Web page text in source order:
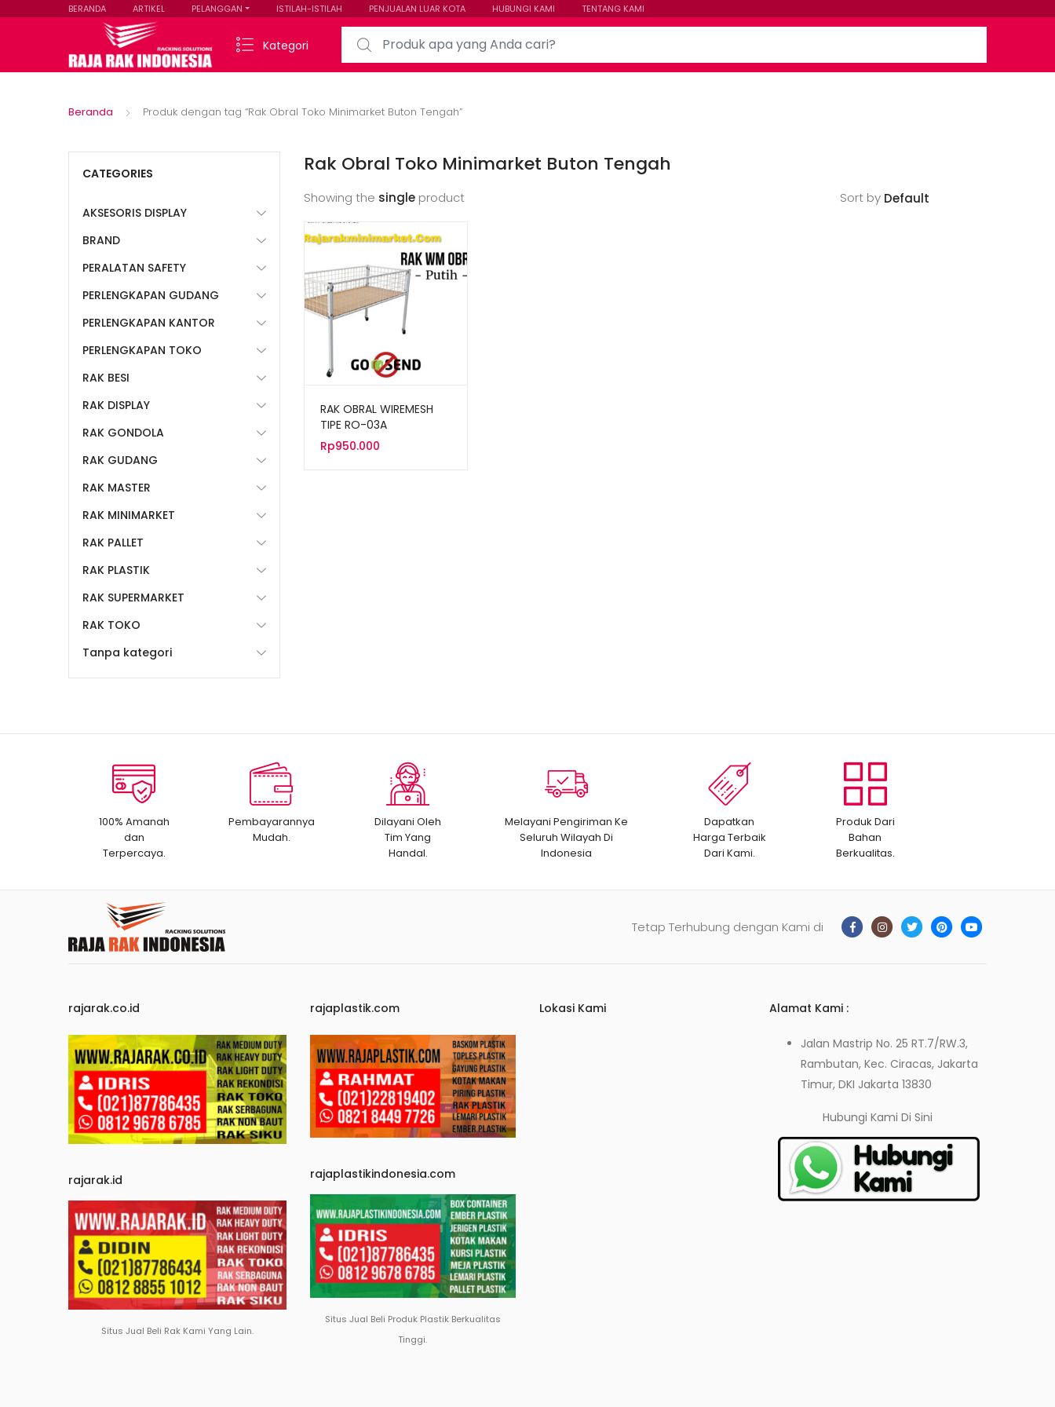
BERANDA ARTIKEL PELANGGAN ISTILAH-ISTILAH PENJUALAN LUAR KOTA HUBUNGI KAMI TENTANG KAMI
Kategori
Search for:
Beranda Produk dengan tag “Rak Obral Toko Minimarket Buton Tengah”
Rak Obral Toko Minimarket Buton Tengah
Showing the single product Sort by
RAK OBRAL WIREMESH
TIPE RO-03A
Rp950.000
CATEGORIES
AKSESORIS DISPLAY
BRAND
PERALATAN SAFETY
PERLENGKAPAN GUDANG
PERLENGKAPAN KANTOR
PERLENGKAPAN TOKO
RAK BESI
RAK DISPLAY
RAK GONDOLA
RAK GUDANG
RAK MASTER
RAK MINIMARKET
RAK PALLET
RAK PLASTIK
RAK SUPERMARKET
RAK TOKO
Tanpa kategori
100% Amanah
dan
Terpercaya.
Pembayarannya
Mudah.
Dilayani Oleh
Tim Yang
Handal.
Melayani Pengiriman Ke
Seluruh Wilayah Di
Indonesia
Dapatkan
Harga Terbaik
Dari Kami.
Produk Dari
Bahan
Berkualitas.
Tetap Terhubung dengan Kami di
rajarak.co.id
rajarak.id
Situs Jual Beli Rak Kami Yang Lain.
rajaplastik.com
rajaplastikindonesia.com
Situs Jual Beli Produk Plastik Berkualitas
Tinggi.
Lokasi Kami Alamat Kami :
Jalan Mastrip No. 25 RT.7/RW.3,
Rambutan, Kec. Ciracas, Jakarta
Timur, DKI Jakarta 13830
Hubungi KamiDi Sini